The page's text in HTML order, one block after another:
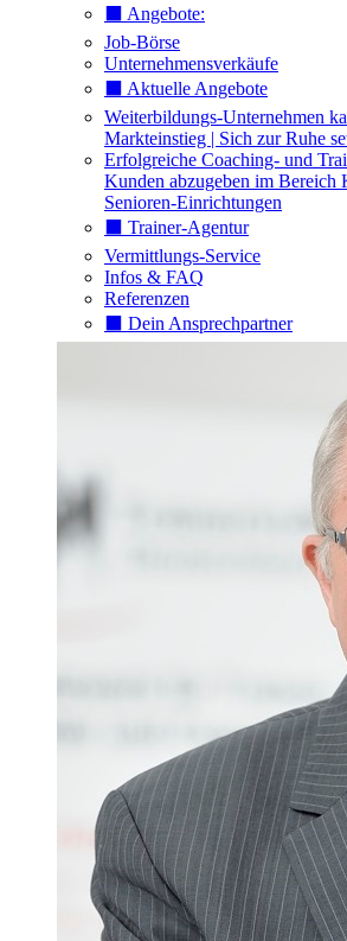
⬛️ Angebote:
Job-Börse
Unternehmensverkäufe
⬛️ Aktuelle Angebote
Weiterbildungs-Unternehmen
Markteinstieg | Sich zur Ruhe
Erfolgreiche Coaching- und
Kunden abzugeben im Bereich
Senioren-Einrichtungen
⬛️ Trainer-Agentur
Vermittlungs-Service
Infos & FAQ
Referenzen
⬛️ Dein Ansprechpartner